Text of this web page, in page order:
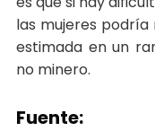
las mujeres
estimada en un
no minero.
Fuente: